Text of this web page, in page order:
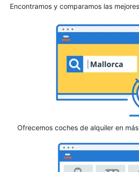
Encontramos y comparamos las
Ofrecemos coches de alquiler en